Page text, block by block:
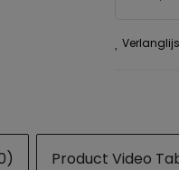
Product Video